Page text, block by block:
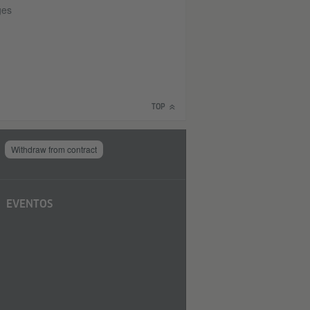
TOP
Withdraw from contract
EVENTOS